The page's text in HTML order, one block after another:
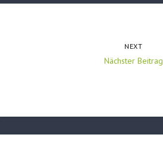
NEXT
Nächster Beitrag